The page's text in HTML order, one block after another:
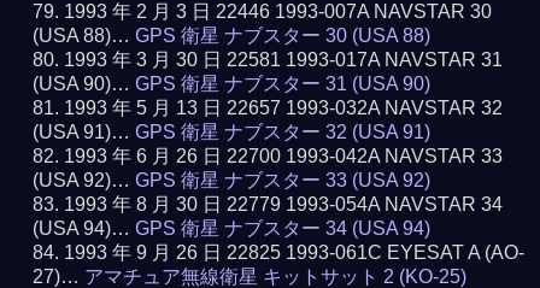
1993 年 2 月 3 日 22446 1993-007A NAVSTAR 30
(USA 88)…GPS 衛星 ナブスター 30 (USA 88)
1993 年 3 月 30 日 22581 1993-017A NAVSTAR 31
(USA 90)…GPS 衛星 ナブスター 31 (USA 90)
1993 年 5 月 13 日 22657 1993-032A NAVSTAR 32
(USA 91)…GPS 衛星 ナブスター 32 (USA 91)
1993 年 6 月 26 日 22700 1993-042A NAVSTAR 33
(USA 92)…GPS 衛星 ナブスター 33 (USA 92)
1993 年 8 月 30 日 22779 1993-054A NAVSTAR 34
(USA 94)…GPS 衛星 ナブスター 34 (USA 94)
1993 年 9 月 26 日 22825 1993-061C EYESAT A (AO-
27)… アマチュア無線衛星 キットサット 2 (KO-25)